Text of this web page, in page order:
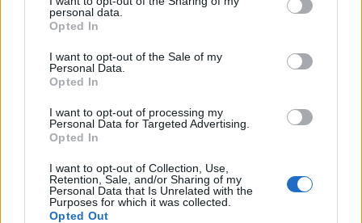
personal data.
Opted In
I want to opt-out of the Sale of my
Personal Data.
Opted In
I want to opt-out of processing my
Personal Data for Targeted Advertising.
Opted In
I want to opt-out of Collection, Use,
Retention, Sale, and/or Sharing of my
Personal Data that Is Unrelated with the
Purposes for which it was collected.
Opted Out
rendkívüli körülménnyé. Az európai
jogszabályok pontosan megkülönböztetik ezt,
és éppen ilyen helyzetekre vonatkoznak. A
kártérítéshez. Az üzemanyagárak alakulása
nem változtat ezen” – nyilatkozta Anton
Radchenko, az AirAdvisor alapítója és
vezérigazgatója. Hozzátette, hogy